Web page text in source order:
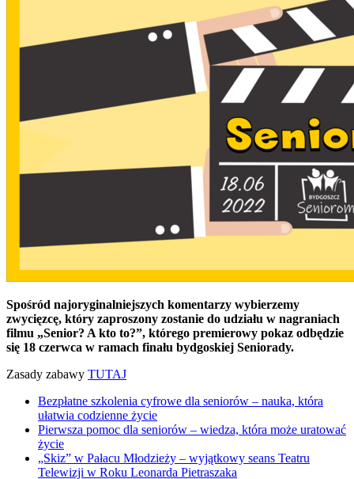
Spośród najoryginalniejszych komentarzy wybierzemy
zwycięzcę, który zaproszony zostanie do udziału w nagraniach
filmu „Senior? A kto to?”, którego premierowy pokaz odbędzie
się 18 czerwca w ramach finału bydgoskiej Seniorady.
Zasady zabawy TUTAJ
Bezpłatne szkolenia cyfrowe dla seniorów – nauka, która
ułatwia codzienne życie
Pierwsza pomoc dla seniorów – wiedza, która może uratować
życie
„Skiz” w Pałacu Młodzieży – wyjątkowy seans Teatru
Telewizji w Roku Leonarda Pietraszaka